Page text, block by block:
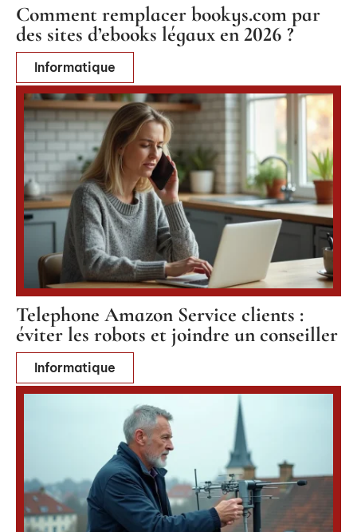
Comment remplacer bookys.com par
des sites d’ebooks légaux en 2026 ?
Informatique
Telephone Amazon Service clients :
éviter les robots et joindre un conseiller
Informatique